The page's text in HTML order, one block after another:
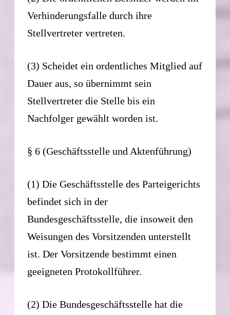
Verhinderungsfalle durch ihre
Stellvertreter vertreten.
(3) Scheidet ein ordentliches Mitglied auf
Dauer aus, so übernimmt sein
Stellvertreter die Stelle bis ein
Nachfolger gewählt worden ist.
§ 6 (Geschäftsstelle und Aktenführung)
(1) Die Geschäftsstelle des Parteigerichts
befindet sich in der
Bundesgeschäftsstelle, die insoweit den
Weisungen des Vorsitzenden unterstellt
ist. Der Vorsitzende bestimmt einen
geeigneten Protokollführer.
(2) Die Bundesgeschäftsstelle hat die